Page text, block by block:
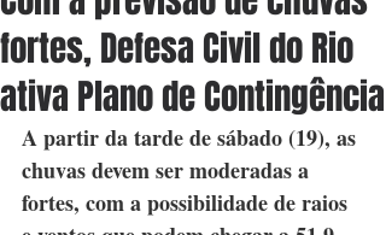
fortes, Defesa Civil do Rio
ativa Plano de Contingência
A partir da tarde de sábado (19), as
chuvas devem ser moderadas a
fortes, com a possibilidade de raios